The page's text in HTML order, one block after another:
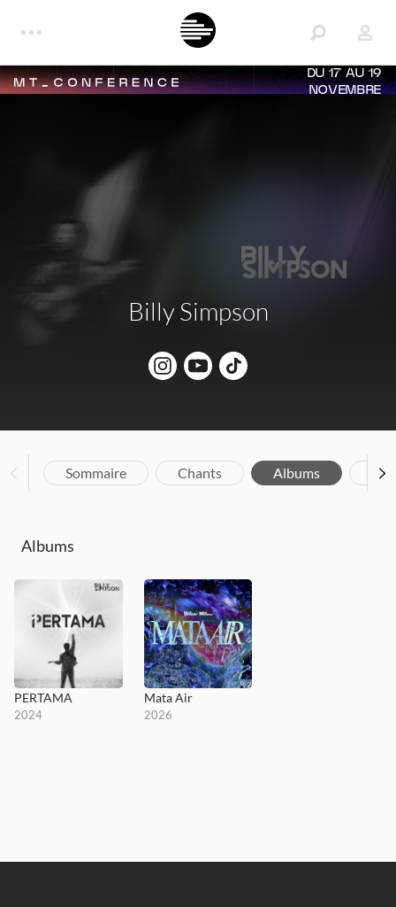
DU 17 AU 19
NOVEMBRE
Billy Simpson
Sommaire Chants Albums
Albums
PERTAMA
2024
Mata Air
2026